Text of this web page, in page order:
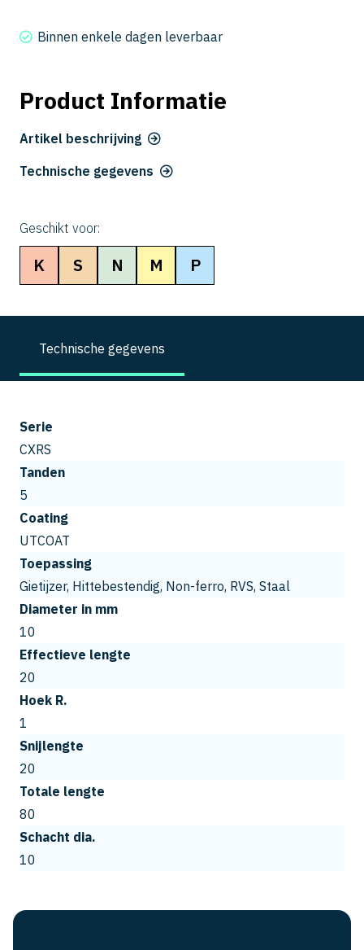
aantalBinnen enkele dagen leverbaar
Product Informatie
Artikel beschrijving
Technische gegevens
Geschikt voor:
K S N M P
Technische gegevens
Serie
CXRS
Tanden
5
Coating
UTCOAT
Toepassing
Gietijzer, Hittebestendig, Non-ferro, RVS, Staal
Diameter in mm
10
Effectieve lengte
20
Hoek R.
1
Snijlengte
20
Totale lengte
80
Schacht dia.
10